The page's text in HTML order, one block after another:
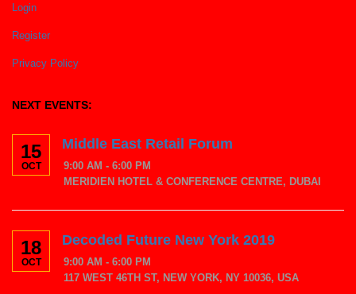
Login
Register
Privacy Policy
NEXT EVENTS:
15
OCT
Middle East Retail Forum
9:00 AM - 6:00 PM
MERIDIEN HOTEL & CONFERENCE CENTRE, DUBAI
18
OCT
Decoded Future New York 2019
9:00 AM - 6:00 PM
117 WEST 46TH ST, NEW YORK, NY 10036, USA